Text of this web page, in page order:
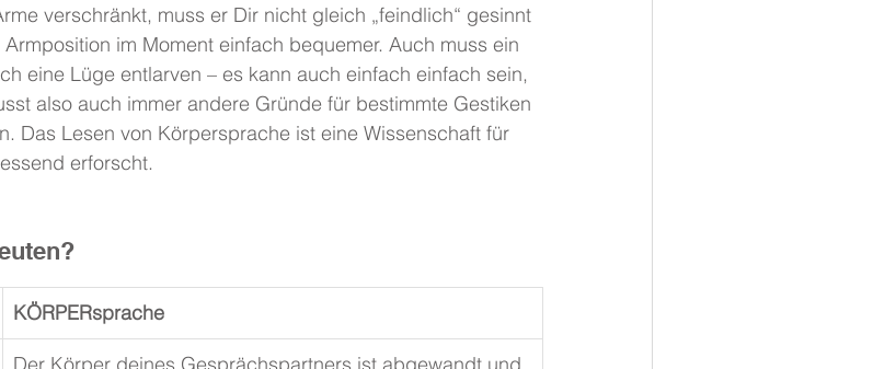
verschränkt, muss er Dir nicht gleich „feindlich“ gesinnt
im Moment einfach bequemer. Auch muss ein
eine Lüge entlarven – es kann auch einfach einfach sein,
also auch immer andere Gründe für bestimmte Gestiken
Das Lesen von Körpersprache ist eine Wissenschaft für
erforscht.
KÖRPERsprache